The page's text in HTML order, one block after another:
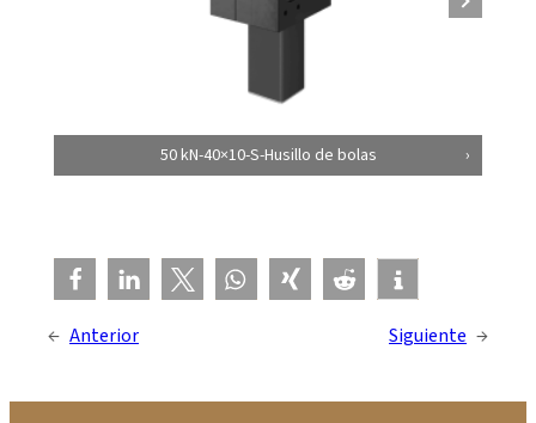
50 kN-40×10-S-Husillo de bolas
← Anterior Siguiente →